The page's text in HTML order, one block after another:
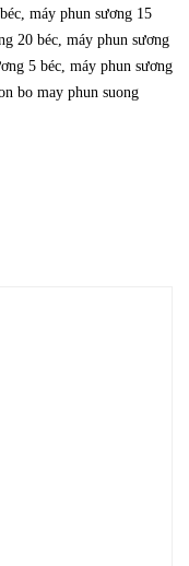
, máy phun sương 15
20 béc, máy phun sương
5 béc, máy phun sương
bo may phun suong